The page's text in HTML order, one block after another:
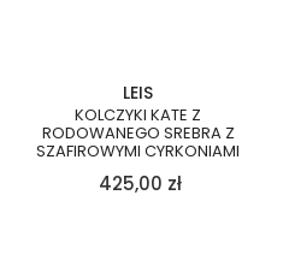
LEIS
KOLCZYKI KATE Z
RODOWANEGO SREBRA Z
SZAFIROWYMI CYRKONIAMI
425,00 zł